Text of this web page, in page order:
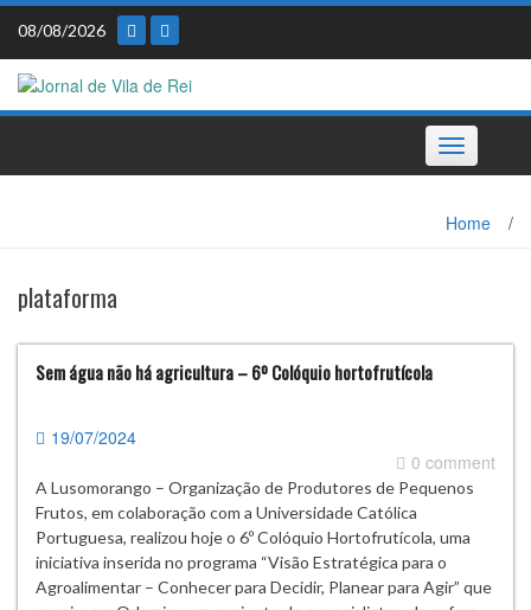
Skip
content
08/08/2026
Toggle
navigation
Home /
plataforma
Sem água não há agricultura – 6º Colóquio hortofrutícola
19/07/2024
0 comment
A Lusomorango – Organização de Produtores de Pequenos
Frutos, em colaboração com a Universidade Católica
Portuguesa, realizou hoje o 6º Colóquio Hortofrutícola, uma
iniciativa inserida no programa “Visão Estratégica para o
Agroalimentar – Conhecer para Decidir, Planear para Agir” que